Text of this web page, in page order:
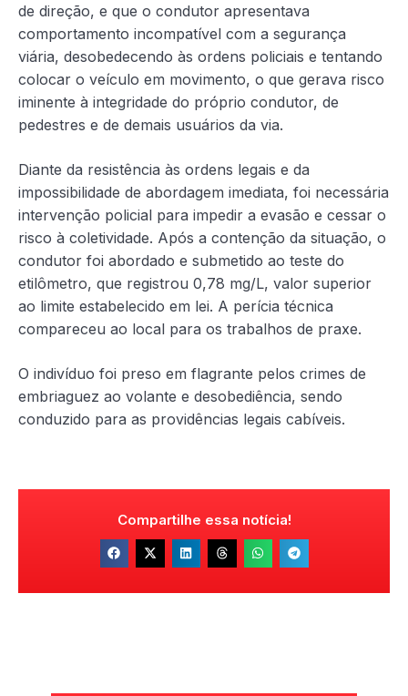
de direção, e que o condutor apresentava
comportamento incompatível com a segurança
viária, desobedecendo às ordens policiais e tentando
colocar o veículo em movimento, o que gerava risco
iminente à integridade do próprio condutor, de
pedestres e de demais usuários da via.
Diante da resistência às ordens legais e da
impossibilidade de abordagem imediata, foi necessária
intervenção policial para impedir a evasão e cessar o
risco à coletividade. Após a contenção da situação, o
condutor foi abordado e submetido ao teste do
etilômetro, que registrou 0,78 mg/L, valor superior
ao limite estabelecido em lei. A perícia técnica
compareceu ao local para os trabalhos de praxe.
O indivíduo foi preso em flagrante pelos crimes de
embriaguez ao volante e desobediência, sendo
conduzido para as providências legais cabíveis.
Compartilhe essa notícia!